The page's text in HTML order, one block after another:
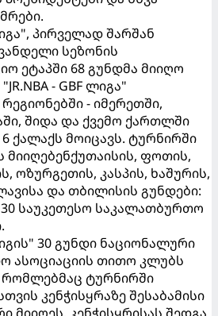
პირველად შარშან
სეზონის
ეტაპში 68 გუნდმა მიიღო
- GBF ლიგა"
- იმერეთში,
შიდა და ქვემო ქართლში
ქალაქს მოიცავს. ტურნირში
მიიღებენქუთაისის, ფოთის,
ოზურგეთის, კასპის, ხაშურის,
და თბილისის გუნდები:
საუკეთესო საკალათბურთო
30 გუნდი ნაციონალური
ასოციაციის თითო კლუბს
ტურნირში
კენჭისყრაზე შესაბამისი